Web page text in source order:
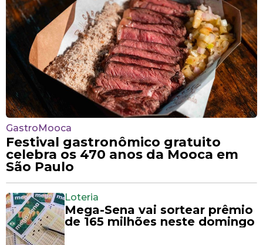
GastroMooca
Festival gastronômico gratuito
celebra os 470 anos da Mooca em
São Paulo
Loteria
Mega-Sena vai sortear prêmio
de 165 milhões neste domingo